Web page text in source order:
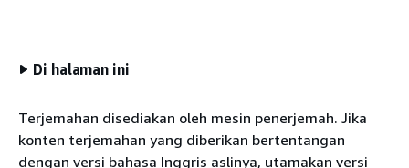
Di halaman ini
Terjemahan disediakan oleh mesin penerjemah. Jika
konten terjemahan yang diberikan bertentangan
dengan versi bahasa Inggris aslinya, utamakan versi